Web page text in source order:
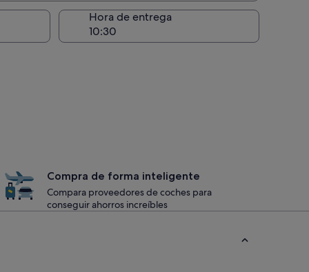
Hora de entrega
Compra de forma inteligente
Compara proveedores de coches para
conseguir ahorros increíbles